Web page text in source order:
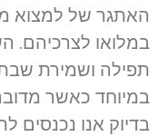
האתגר של למצוא
במלואו לצרכיהם.
תפילה ושמירת
במיוחד כאשר
בדיוק אנו נכנסים